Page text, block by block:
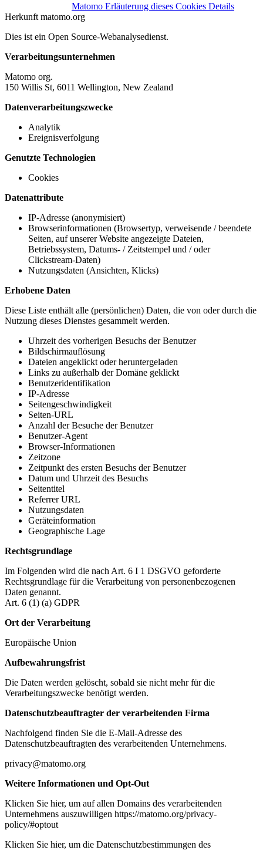
Matomo Erläuterung dieses Cookies Details
Herkunft matomo.org
Dies ist ein Open Source-Webanalysedienst.
Verarbeitungsunternehmen
Matomo org.
150 Willis St, 6011 Wellington, New Zealand
Datenverarbeitungszwecke
Analytik
Ereignisverfolgung
Genutzte Technologien
Cookies
Datenattribute
IP-Adresse (anonymisiert)
Browserinformationen (Browsertyp, verweisende / beendete
Seiten, auf unserer Website angezeigte Dateien,
Betriebssystem, Datums- / Zeitstempel und / oder
Clickstream-Daten)
Nutzungsdaten (Ansichten, Klicks)
Erhobene Daten
Diese Liste enthält alle (persönlichen) Daten, die von oder durch die
Nutzung dieses Dienstes gesammelt werden.
Uhrzeit des vorherigen Besuchs der Benutzer
Bildschirmauflösung
Dateien angeklickt oder heruntergeladen
Links zu außerhalb der Domäne geklickt
Benutzeridentifikation
IP-Adresse
Seitengeschwindigkeit
Seiten-URL
Anzahl der Besuche der Benutzer
Benutzer-Agent
Browser-Informationen
Zeitzone
Zeitpunkt des ersten Besuchs der Benutzer
Datum und Uhrzeit des Besuchs
Seitentitel
Referrer URL
Nutzungsdaten
Geräteinformation
Geographische Lage
Rechtsgrundlage
Im Folgenden wird die nach Art. 6 I 1 DSGVO geforderte
Rechtsgrundlage für die Verarbeitung von personenbezogenen
Daten genannt.
Art. 6 (1) (a) GDPR
Ort der Verarbeitung
Europäische Union
Aufbewahrungsfrist
Die Daten werden gelöscht, sobald sie nicht mehr für die
Verarbeitungszwecke benötigt werden.
Datenschutzbeauftragter der verarbeitenden Firma
Nachfolgend finden Sie die E-Mail-Adresse des
Datenschutzbeauftragten des verarbeitenden Unternehmens.
privacy@matomo.org
Weitere Informationen und Opt-Out
Klicken Sie hier, um auf allen Domains des verarbeitenden
Unternehmens auszuwilligen https://matomo.org/privacy-
policy/#optout
Klicken Sie hier, um die Datenschutzbestimmungen des